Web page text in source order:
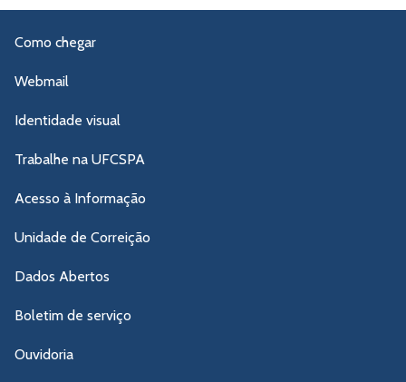
Como chegar
Webmail
Identidade visual
Trabalhe na UFCSPA
Acesso à Informação
Unidade de Correição
Dados Abertos
Boletim de serviço
Ouvidoria